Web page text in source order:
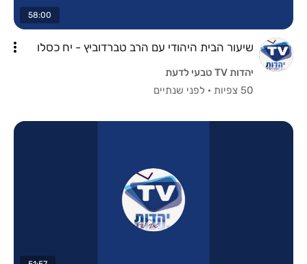
58:00
שיעור הבית היהודי עם הרב טברדוביץ - יח כסלו
יהדות TV טבעי לדעת
50 צפיות
· לפני שנתיים